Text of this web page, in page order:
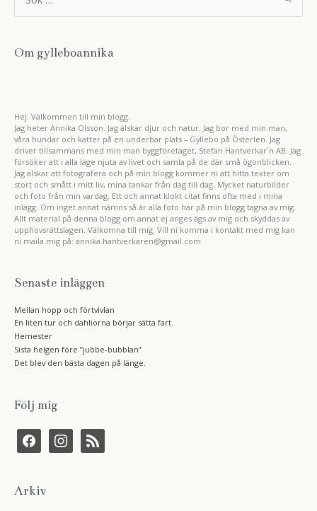
e
e
Om gylleboannika
Hej. Välkommen till min blogg.
Jag heter Annika Olsson. Jag älskar djur och natur. Jag bor med min man,
våra hundar och katter på en underbar plats – Gyllebo på Österlen. Jag
driver tillsammans med min man byggföretaget, Stefan Hantverkar´n AB. Jag
försöker att i alla läge njuta av livet och samla på de där små ögonblicken.
Jag älskar att fotografera och på min blogg kommer ni att hitta texter om
stort och smått i mitt liv, mina tankar från dag till dag. Mycket naturbilder
och foto från min vardag. Ett och annat klokt citat finns ofta med i mina
inlägg. Om inget annat nämns så är alla foto här på min blogg tagna av mig.
Allt material på denna blogg om annat ej anges ägs av mig och skyddas av
upphovsrättslagen. Välkomna till mig. Vill ni komma i kontakt med mig kan
ni maila mig på: annika.hantverkaren@gmail.com
Senaste inläggen
Mellan hopp och förtvivlan
En liten tur och dahliorna börjar sätta fart.
Hemester
Sista helgen före ”jubbe-bubblan”
Det blev den bästa dagen på länge.
Följ mig
f
c
o
i
s
r
s
Arkiv